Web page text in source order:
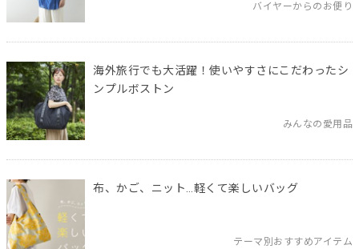
バイヤーからのお便り
海外旅行でも大活躍！使いやすさにこだわったシ
ンプルボストン
みんなの愛用品
布、かご、ニット…軽くて楽しいバッグ
テーマ別おすすめアイテム